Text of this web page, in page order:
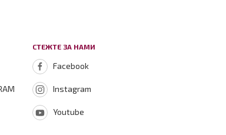
СТЕЖТЕ ЗА НАМИ
Facebook
Instagram
Youtube